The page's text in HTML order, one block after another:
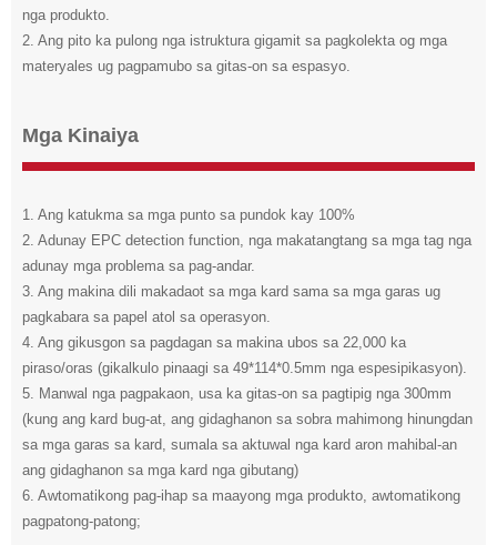
nga produkto.
2. Ang pito ka pulong nga istruktura gigamit sa pagkolekta og mga
materyales ug pagpamubo sa gitas-on sa espasyo.
Mga Kinaiya
1. Ang katukma sa mga punto sa pundok kay 100%
2. Adunay EPC detection function, nga makatangtang sa mga tag nga
adunay mga problema sa pag-andar.
3. Ang makina dili makadaot sa mga kard sama sa mga garas ug
pagkabara sa papel atol sa operasyon.
4. Ang gikusgon sa pagdagan sa makina ubos sa 22,000 ka
piraso/oras (gikalkulo pinaagi sa 49*114*0.5mm nga espesipikasyon).
5. Manwal nga pagpakaon, usa ka gitas-on sa pagtipig nga 300mm
(kung ang kard bug-at, ang gidaghanon sa sobra mahimong hinungdan
sa mga garas sa kard, sumala sa aktuwal nga kard aron mahibal-an
ang gidaghanon sa mga kard nga gibutang)
6. Awtomatikong pag-ihap sa maayong mga produkto, awtomatikong
pagpatong-patong;